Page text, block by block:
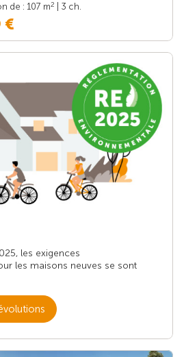
de : 107 m2
| 3 ch.
€
les exigences
les maisons neuves se sont